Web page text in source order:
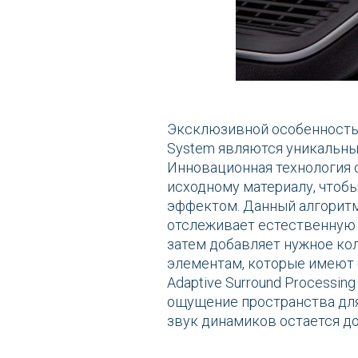
Эксклюзивной
System являются
Инновационная
исходному материалу,
эффектом. Данный
отслеживает
затем добавляет нужное
элементам, которые имеют
Adaptive Surround
ощущение пространства
звук динамиков остается